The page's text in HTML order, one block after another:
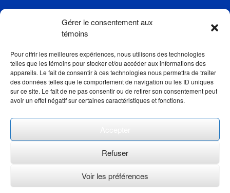
Gérer le consentement aux
témoins
Pour offrir les meilleures expériences, nous utilisons des technologies
telles que les témoins pour stocker et/ou accéder aux informations des
appareils. Le fait de consentir à ces technologies nous permettra de traiter
des données telles que le comportement de navigation ou les ID uniques
sur ce site. Le fait de ne pas consentir ou de retirer son consentement peut
avoir un effet négatif sur certaines caractéristiques et fonctions.
Refuser
Voir les préférences
Entreprise
Actualités
Liens
Boutique